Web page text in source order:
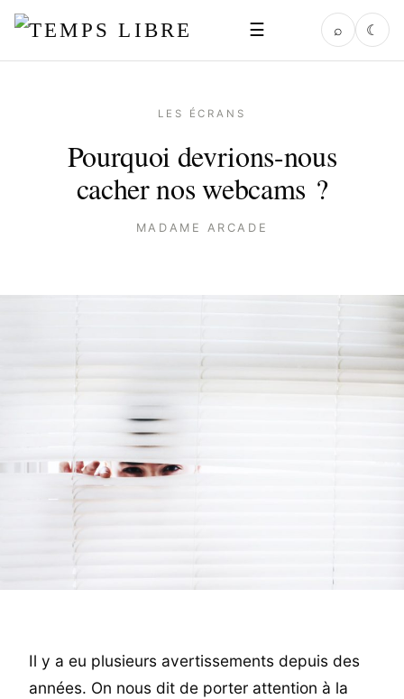
☰ ⌕ ☾
LES ÉCRANS
Pourquoi devrions-nous
cacher nos webcams ?
MADAME ARCADE
Il y a eu plusieurs avertissements depuis des
années. On nous dit de porter attention à la